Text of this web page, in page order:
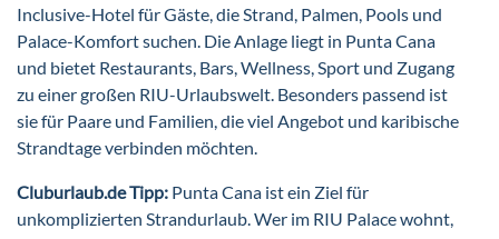
Inclusive-Hotel für Gäste, die Strand, Palmen, Pools und
Palace-Komfort suchen. Die Anlage liegt in Punta Cana
und bietet Restaurants, Bars, Wellness, Sport und Zugang
zu einer großen RIU-Urlaubswelt. Besonders passend ist
sie für Paare und Familien, die viel Angebot und karibische
Strandtage verbinden möchten.
Cluburlaub.de Tipp: Punta Cana ist ein Ziel für
unkomplizierten Strandurlaub. Wer im RIU Palace wohnt,